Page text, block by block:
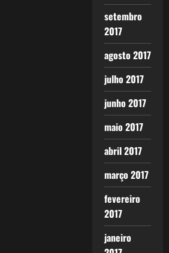
setembro
2017
agosto 2017
julho 2017
junho 2017
maio 2017
abril 2017
março 2017
fevereiro
2017
janeiro